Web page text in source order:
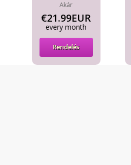
Akár
€21.99EUR
every month
Rendelés